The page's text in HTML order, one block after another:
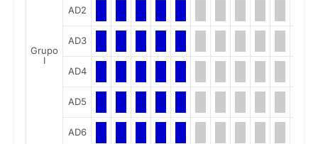
Grupo
I
AD2
AD3
AD4
AD5
AD6